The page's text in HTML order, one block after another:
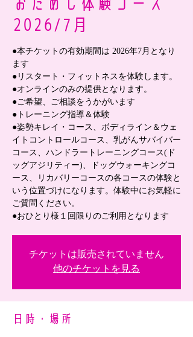
2026/7月
●本チケットの有効期間は 2026年7月となり
ます
●リスタート・フィットネスを体験します。
●オンラインのみの提供となります。
●ご希望、ご相談をうかがいます
●トレーニング指導＆体験
●姿勢キレイ・コース、ボディライン＆ウェ
イトコントロールコース、乳がんサバイバー
コース、ハンドラートレーニングコース(ド
ッグアジリティー)、ドッグウォーキングコ
ース、リカバリーコースの各コースの体験と
いう位置づけになります。体験中にお気軽に
ご質問ください。
●おひとり様１回限りのご利用となります
チケットは販売されていません
他のチケットを見る
日時・場所